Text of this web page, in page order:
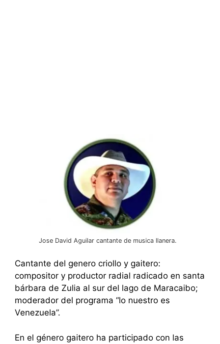
Jose David Aguilar cantante de musica llanera.
Cantante del genero criollo y gaitero:
compositor y productor radial radicado en santa
bárbara de Zulia al sur del lago de Maracaibo;
moderador del programa “lo nuestro es
Venezuela”.
En el género gaitero ha participado con las